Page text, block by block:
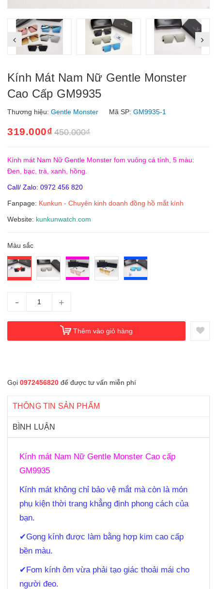
Kính Mát Nam Nữ Gentle Monster
Cao Cấp GM9935
Thương hiệu: Gentle Monster Mã SP: GM9935-1
319.000₫ 450.000₫
Kính mát Nam Nữ Gentle Monster fom vuông cá tính, 5 màu:
Đen, bạc, trà, xanh, hồng.
Call/ Zalo: 0972 456 820
Fanpage: Kunkun - Chuyên kinh doanh đồng hồ mắt kính
Website: kunkunwatch.com
Màu sắc
- +
Thêm vào giỏ hàng
Gọi 0972456820 để được tư vấn miễn phí
THÔNG TIN SẢN PHẨM
BÌNH LUẬN
Kính mát Nam Nữ Gentle Monster Cao cấp
GM9935
Kính mát không chỉ bảo vệ mắt mà còn là món
phụ kiện thời trang khẳng định phong cách của
bạn.
✔Gọng kính được làm bằng hợp kim cao cấp
bền màu.
✔Fom kính ôm vừa phải tạo giác thoải mái cho
người đeo.